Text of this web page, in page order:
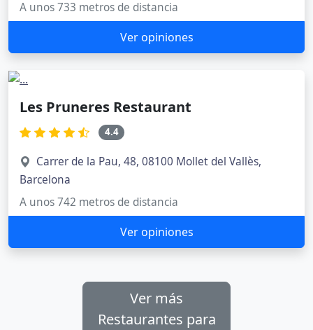
A unos 733 metros de distancia
Ver opiniones
Les Pruneres Restaurant
4.4
Carrer de la Pau, 48, 08100 Mollet del Vallès,
Barcelona
A unos 742 metros de distancia
Ver opiniones
Ver más
Restaurantes para